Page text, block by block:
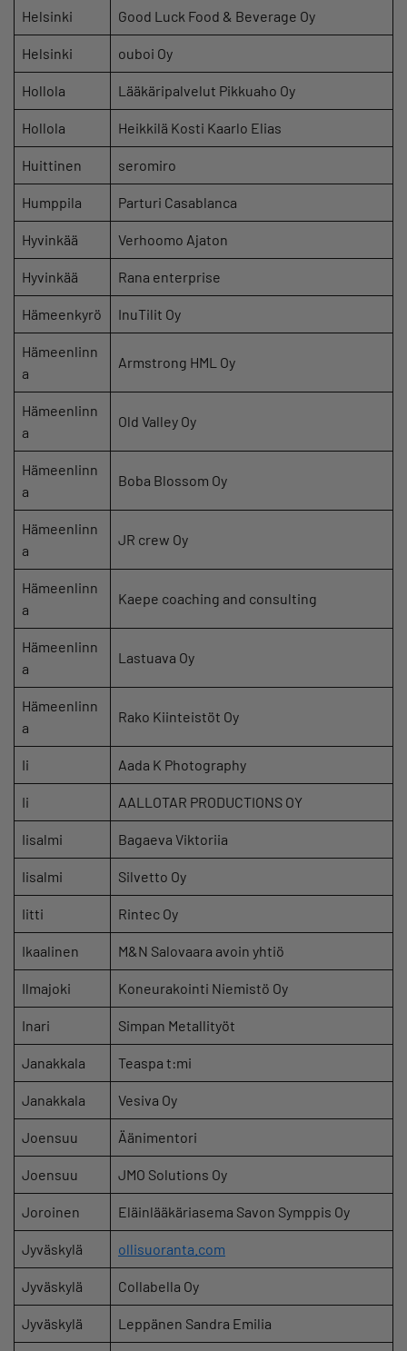
Helsinki Good Luck Food & Beverage Oy
Helsinki ouboi Oy
Hollola Lääkäripalvelut Pikkuaho Oy
Hollola Heikkilä Kosti Kaarlo Elias
Huittinen seromiro
Humppila Parturi Casablanca
Hyvinkää Verhoomo Ajaton
Hyvinkää Rana enterprise
Hämeenkyrö InuTilit Oy
Hämeenlinn
a
Armstrong HML Oy
Hämeenlinn
a
Old Valley Oy
Hämeenlinn
a
Boba Blossom Oy
Hämeenlinn
a
JR crew Oy
Hämeenlinn
a
Kaepe coaching and consulting
Hämeenlinn
a
Lastuava Oy
Hämeenlinn
a
Rako Kiinteistöt Oy
Ii Aada K Photography
Ii AALLOTAR PRODUCTIONS OY
Iisalmi Bagaeva Viktoriia
Iisalmi Silvetto Oy
Iitti Rintec Oy
Ikaalinen M&N Salovaara avoin yhtiö
Ilmajoki Koneurakointi Niemistö Oy
Inari Simpan Metallityöt
Janakkala Teaspa t:mi
Janakkala Vesiva Oy
Joensuu Äänimentori
Joensuu JMO Solutions Oy
Joroinen Eläinlääkäriasema Savon Symppis Oy
Jyväskylä ollisuoranta.com
Jyväskylä Collabella Oy
Jyväskylä Leppänen Sandra Emilia